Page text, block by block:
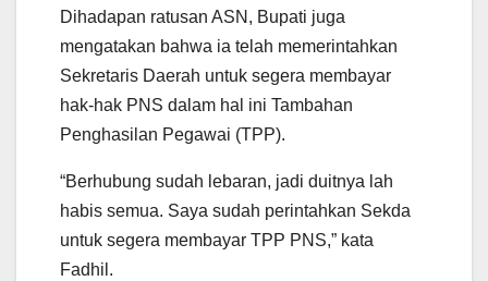
Dihadapan ratusan ASN, Bupati juga
mengatakan bahwa ia telah memerintahkan
Sekretaris Daerah untuk segera membayar
hak-hak PNS dalam hal ini Tambahan
Penghasilan Pegawai (TPP).
“Berhubung sudah lebaran, jadi duitnya lah
habis semua. Saya sudah perintahkan Sekda
untuk segera membayar TPP PNS,” kata
Fadhil.